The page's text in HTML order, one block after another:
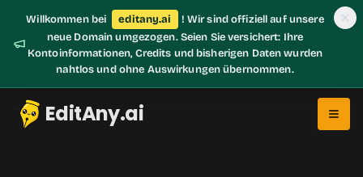
Willkommen bei editany.ai
! Wir sind offiziell auf unsere
neue Domain umgezogen. Seien Sie versichert: Ihre
Kontoinformationen, Credits und bisherigen Daten wurden
nahtlos und ohne Auswirkungen übernommen.
EditAny.ai